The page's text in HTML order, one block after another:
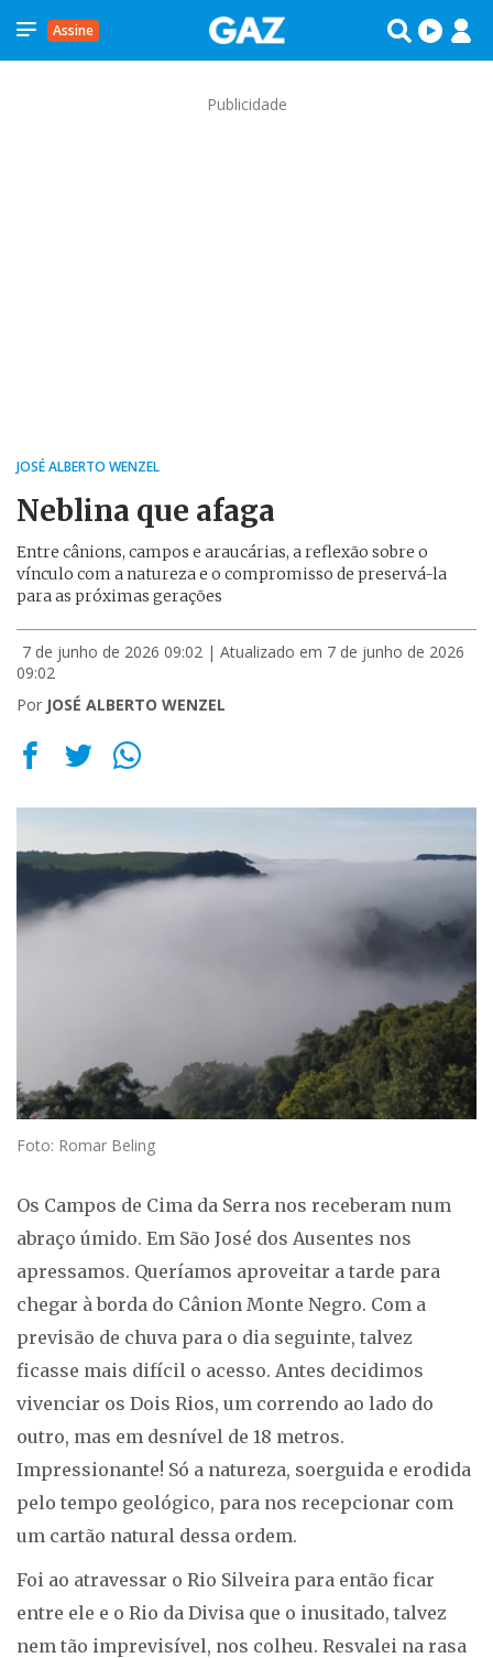
Assine
Publicidade
JOSÉ ALBERTO WENZEL
Neblina que afaga
Entre cânions, campos e araucárias, a reflexão sobre o
vínculo com a natureza e o compromisso de preservá-la
para as próximas gerações
7 de junho de 2026 09:02 | Atualizado em 7 de junho de 2026
09:02
Por JOSÉ ALBERTO WENZEL
Foto: Romar Beling
Os Campos de Cima da Serra nos receberam num
abraço úmido. Em São José dos Ausentes nos
apressamos. Queríamos aproveitar a tarde para
chegar à borda do Cânion Monte Negro. Com a
previsão de chuva para o dia seguinte, talvez
ficasse mais difícil o acesso. Antes decidimos
vivenciar os Dois Rios, um correndo ao lado do
outro, mas em desnível de 18 metros.
Impressionante! Só a natureza, soerguida e erodida
pelo tempo geológico, para nos recepcionar com
um cartão natural dessa ordem.
Foi ao atravessar o Rio Silveira para então ficar
entre ele e o Rio da Divisa que o inusitado, talvez
nem tão imprevisível, nos colheu. Resvalei na rasa